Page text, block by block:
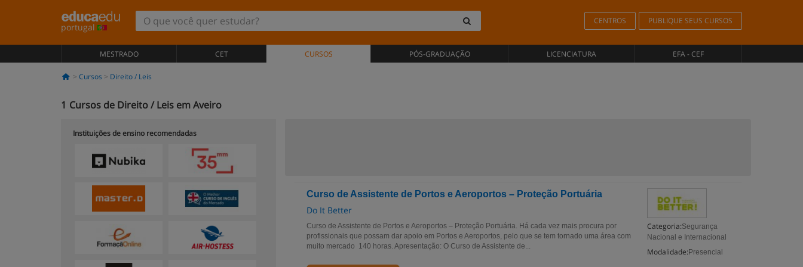
portugal
CENTROS PUBLIQUE SEUS CURSOS
MESTRADO CET CURSOS PÓS-GRADUAÇÃO LICENCIATURA EFA - CEF
Cursos Direito / Leis
1 Cursos de Direito / Leis em Aveiro
Curso de Assistente de Portos e Aeroportos – Proteção Portuária
Do It Better
Categoria:Segurança
Nacional e Internacional
Modalidade: Presencial
Curso de Assistente de Portos e Aeroportos – Proteção Portuária. Há cada vez mais procura por
profissionais que possam dar apoio em Portos e Aeroportos, pelo que se tem tornado uma área com
muito mercado 140 horas. Apresentação: O Curso de Assistente de...
Instituições de ensino recomendadas